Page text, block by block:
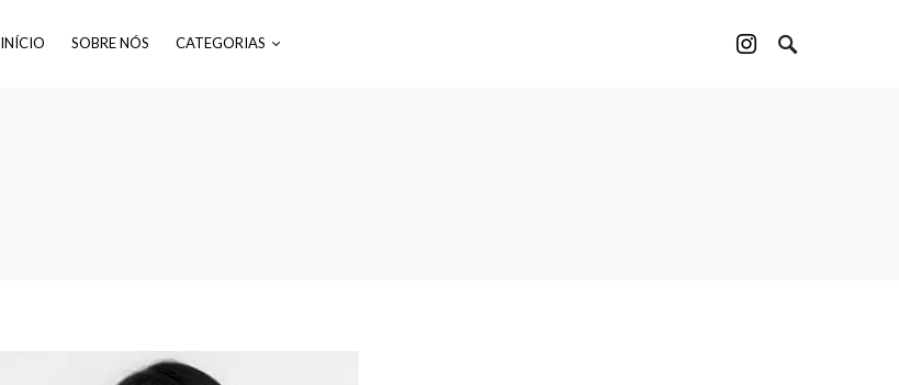
INÍCIO SOBRE NÓS CATEGORIAS